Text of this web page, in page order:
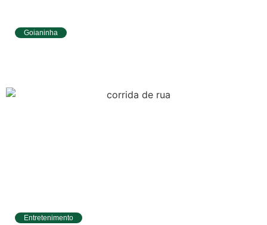
Goianinha
Entretenimento